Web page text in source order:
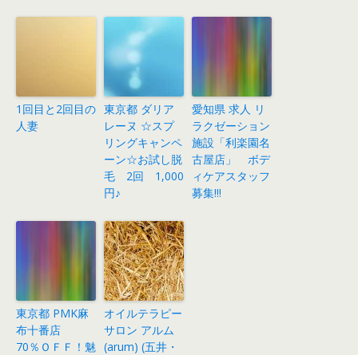
1回目と2回目の
人妻
東京都 ダリア
レーヌ ☆スプ
リングキャンペ
ーン☆お試し脱
毛 2回 1,000
円♪
愛知県 求人 リ
ラクゼーション
施設「利楽園名
古屋店」 ボデ
ィケアスタッフ
募集!!!
東京都 PMK麻
布十番店
70％ＯＦＦ！魅
オイルテラピー
サロン アルム
(arum) (五井・